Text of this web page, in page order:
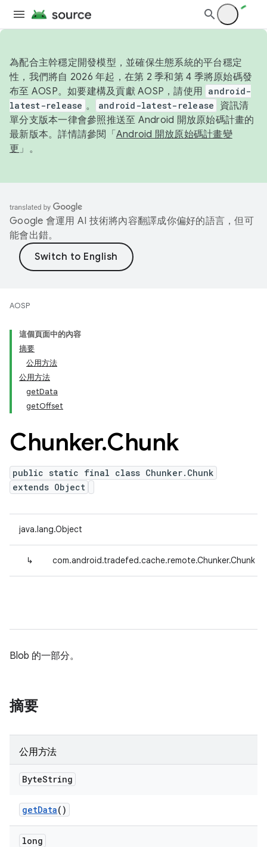
為配合主幹穩定開發模型，並確保生態系統的平台穩定
性，我們將自 2026 年起，在第 2 季和第 4 季將原始碼發
布至 AOSP。如要建構及貢獻 AOSP，請使用 android-
latest-release 。 android-latest-release
資訊清
單分支版本一律會參照推送至 Android 開放原始碼計畫的
最新版本。詳情請參閱「 Android 開放原始碼計畫變
更 」。
Google 會運用 AI 技術將內容翻譯成你偏好的語言，但可
能會出錯。
AOSP
這個頁面中的內容
摘要
公用方法
公用方法
getData
getOffset
Chunker.Chunk
public static final class Chunker.Chunk
extends Object
java.lang.Object
↳ com.android.tradefed.cache.remote.Chunker.Chunk
Blob 的一部分。
摘要
公用方法
ByteString
getData()
long